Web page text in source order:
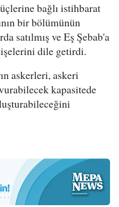
bağlı istihbarat
bir bölümünün
satılmış ve Eş Şebab'a
dile getirdi.
askerleri, askeri
kapasitede